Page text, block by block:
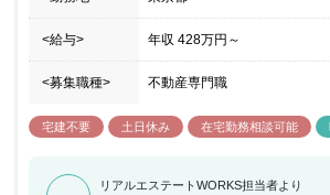
<給与> 年収 428万円 ～
<募集職種> 不動産専門職
宅建不要 土日休み 在宅勤務相談可能
リアルエステートWORKS担当者より